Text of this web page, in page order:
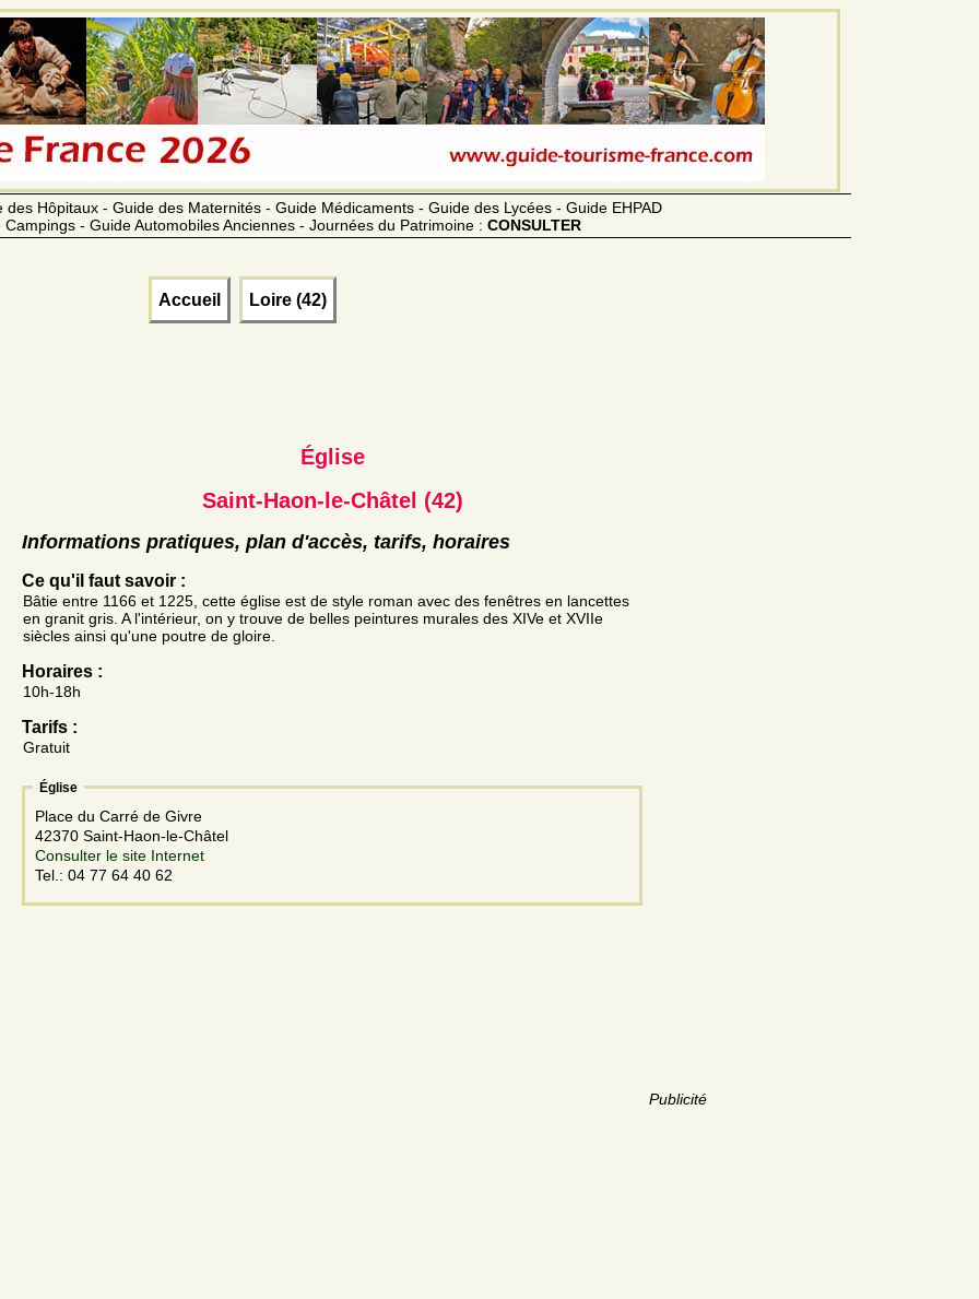
Hôpitaux - Guide des Maternités - Guide Médicaments - Guide des Lycées - Guide EHPAD
- Guide Automobiles Anciennes - Journées du Patrimoine : CONSULTER
Accueil Loire (42)
Publicité
Église
Saint-Haon-le-Châtel (42)
Informations pratiques, plan d'accès, tarifs, horaires
Ce qu'il faut savoir :
Bâtie entre 1166 et 1225, cette église est de style roman avec des fenêtres en lancettes
en granit gris. A l'intérieur, on y trouve de belles peintures murales des XIVe et XVIIe
siècles ainsi qu'une poutre de gloire.
Horaires :
10h-18h
Tarifs :
Gratuit
Église
Place du Carré de Givre
42370 Saint-Haon-le-Châtel
Consulter le site Internet
Tel.: 04 77 64 40 62